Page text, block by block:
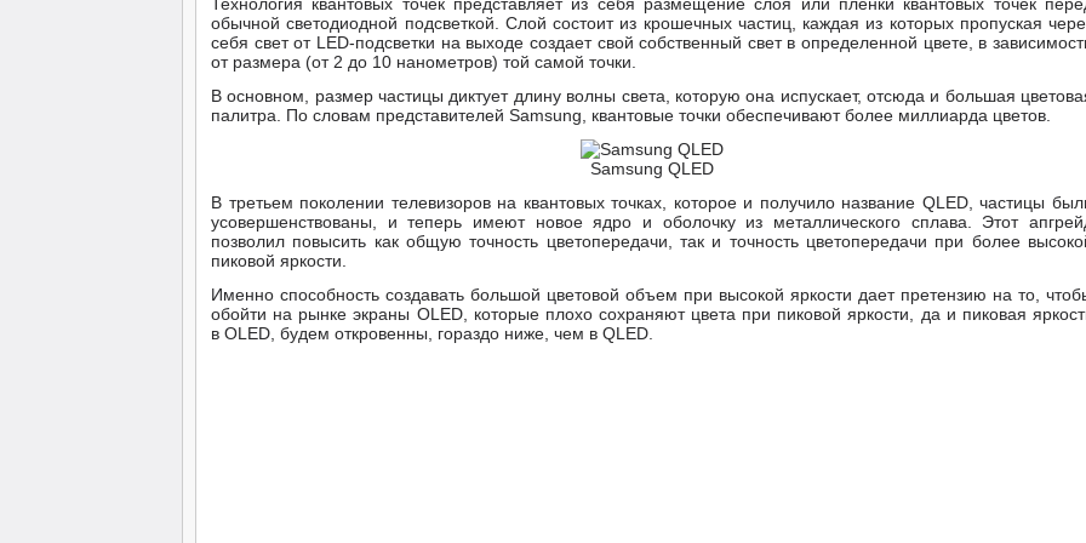
обычной светодиодной подсветкой. Слой состоит из крошечных частиц, каждая из которых пропуская
себя свет от LED-подсветки на выходе создает свой собственный свет в определенной цвете, в
от размера (от 2 до 10 нанометров) той самой точки.
В основном, размер частицы диктует длину волны света, которую она испускает, отсюда и большая
палитра. По словам представителей Samsung, квантовые точки обеспечивают более миллиарда цветов.
Samsung QLED
В третьем поколении телевизоров на квантовых точках, которое и получило название QLED, частицы
усовершенствованы, и теперь имеют новое ядро и оболочку из металлического сплава. Этот
позволил повысить как общую точность цветопередачи, так и точность цветопередачи при более
пиковой яркости.
Именно способность создавать большой цветовой объем при высокой яркости дает претензию на то,
обойти на рынке экраны OLED, которые плохо сохраняют цвета при пиковой яркости, да и пиковая
в OLED, будем откровенны, гораздо ниже, чем в QLED.